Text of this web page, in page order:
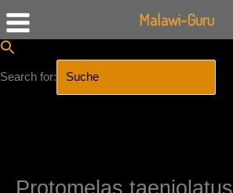
Search for:
Protomelas
Malawi-Guru